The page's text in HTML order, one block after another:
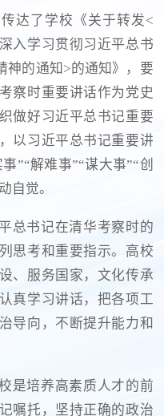
达了学校《关于转发<
入学习贯彻习近平总书
神的通知>的通知》，要
察时重要讲话作为党史
做好习近平总书记重要
以习近平总书记重要讲
”“解难事”“谋大事”“创
自觉。
总书记在清华考察时的
思考和重要指示。高校
、服务国家，文化传承
真学习讲话，把各项工
导向，不断提升能力和
是培养高素质人才的前
嘱托，坚持正确的政治